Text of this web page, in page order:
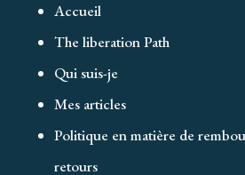
Accueil
The liberation Path
Qui suis-je
Mes articles
Politique en matière de
retours